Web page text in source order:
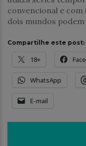
convencional e com
dois mundos podem
Compartilhe este post:
18+
WhatsApp
E-mail